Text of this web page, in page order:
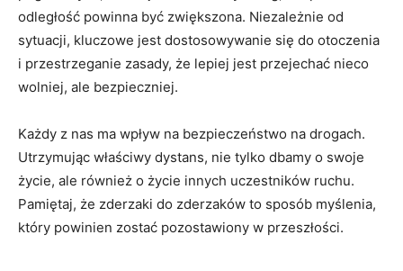
odległość powinna być​ zwiększona. Niezależnie od
sytuacji, kluczowe ⁣jest ‌dostosowywanie się do otoczenia
i przestrzeganie zasady, że lepiej ⁤jest przejechać nieco
⁢wolniej, ‌ale⁢ bezpieczniej.
Każdy⁤ z nas​ ma wpływ na bezpieczeństwo‍ na drogach.
Utrzymując właściwy dystans, ⁣nie tylko‍ dbamy o swoje
życie, ale również o⁢ życie‍ innych uczestników ruchu.
‌Pamiętaj, że ⁣zderzaki do zderzaków to ‌sposób myślenia,
który powinien ⁣zostać pozostawiony w przeszłości.